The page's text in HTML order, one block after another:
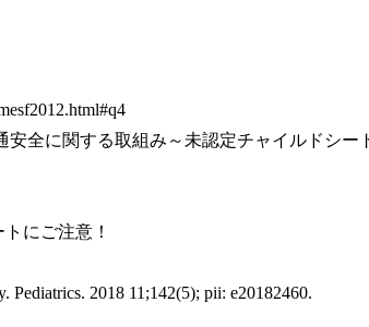
全に関する取組み～未認定チャイルドシー
にご注意！
Pediatrics. 2018 11;142(5); pii: e20182460.